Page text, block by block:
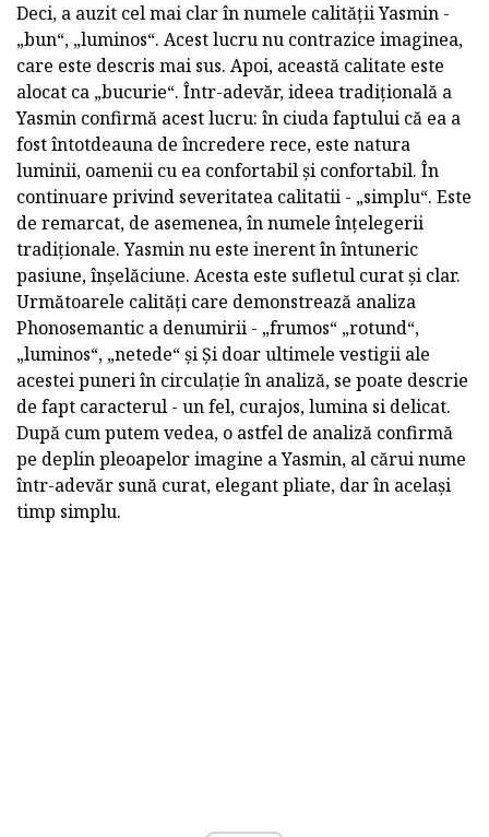
Deci, a auzit cel mai clar în numele calității Yasmin -
„bun“, „luminos“. Acest lucru nu contrazice imaginea,
care este descris mai sus. Apoi, această calitate este
alocat ca „bucurie“. Într-adevăr, ideea tradițională a
Yasmin confirmă acest lucru: în ciuda faptului că ea a
fost întotdeauna de încredere rece, este natura
luminii, oamenii cu ea confortabil și confortabil. În
continuare privind severitatea calitatii - „simplu“. Este
de remarcat, de asemenea, în numele înțelegerii
tradiționale. Yasmin nu este inerent în întuneric
pasiune, înșelăciune. Acesta este sufletul curat și clar.
Următoarele calități care demonstrează analiza
Phonosemantic a denumirii - „frumos“ „rotund“,
„luminos“, „netede“ și Și doar ultimele vestigii ale
acestei puneri în circulație în analiză, se poate descrie
de fapt caracterul - un fel, curajos, lumina si delicat.
După cum putem vedea, o astfel de analiză confirmă
pe deplin pleoapelor imagine a Yasmin, al cărui nume
într-adevăr sună curat, elegant pliate, dar în același
timp simplu.